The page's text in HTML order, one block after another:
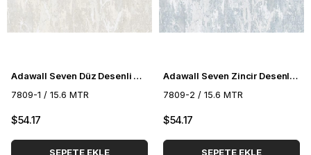
Adawall Seven Düz Desenli Duvar Kağıdı 7809-1
7809-1 / 15.6 MTR
$54.17
SEPETE EKLE
Adawall Seven Zincir Desenli Duvar Kağıdı 7809-2
7809-2 / 15.6 MTR
$54.17
SEPETE EKLE